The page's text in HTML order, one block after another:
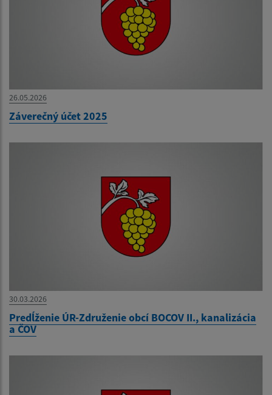
26.05.2026
Záverečný účet 2025
30.03.2026
Predĺženie ÚR-Združenie obcí BOCOV II., kanalizácia
a ČOV